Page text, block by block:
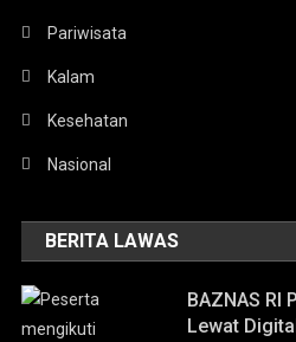
Pariwisata
Kalam
Kesehatan
Nasional
BERITA LAWAS
BAZNAS RI
Lewat